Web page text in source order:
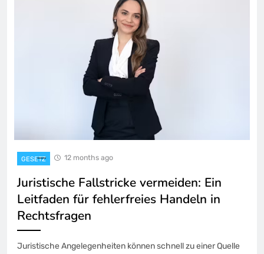
GESETZ 12 months ago
Juristische Fallstricke vermeiden: Ein
Leitfaden für fehlerfreies Handeln in
Rechtsfragen
Juristische Angelegenheiten können schnell zu einer Quelle